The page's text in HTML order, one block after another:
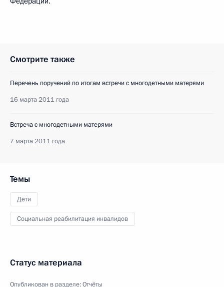
Смотрите также
Перечень поручений по итогам встречи с многодетными матерями
16 марта 2011 года
Встреча с многодетными матерями
7 марта 2011 года
Темы
Дети
Социальная реабилитация инвалидов
Статус материала
Опубликован в разделе:Отчёты